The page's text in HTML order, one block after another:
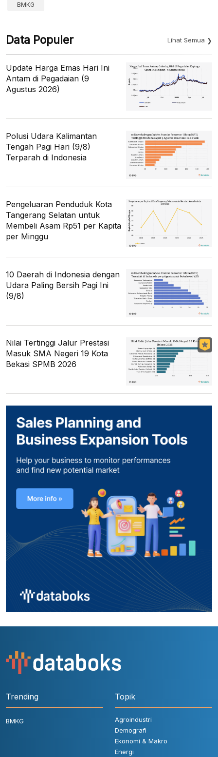
BMKG
Data Populer Lihat Semua
Update Harga Emas Hari Ini
Antam di Pegadaian (9
Agustus 2026)
Polusi Udara Kalimantan
Tengah Pagi Hari (9/8)
Terparah di Indonesia
Pengeluaran Penduduk Kota
Tangerang Selatan untuk
Membeli Asam Rp51 per Kapita
per Minggu
10 Daerah di Indonesia dengan
Udara Paling Bersih Pagi Ini
(9/8)
Nilai Tertinggi Jalur Prestasi
Masuk SMA Negeri 19 Kota
Bekasi SPMB 2026
Trending
BMKG
Topik
Agroindustri
Demografi
Ekonomi & Makro
Energi